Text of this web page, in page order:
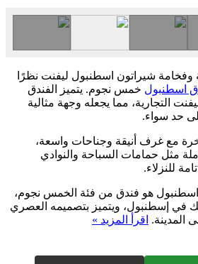
شيراتون اسطنبول ليفنت نظرًا
اسطنبول خمس نجوم. يتميز الفندق
التجارية، مما يجعله وجهة مثالية
حد سواء.
مع غرف أنيقة وجناحات واسعة،
مثل حمامات السباحة والنوادي
للنزلاء.
اسطنبول هو فندق من فئة الخمس نجوم،
إسطنبول، ويتميز بتصميمه العصري
المدينة. اقرأ المزيد »